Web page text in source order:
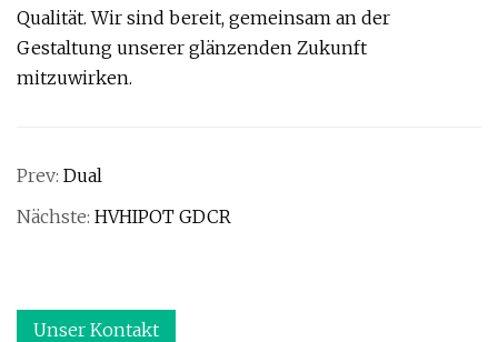
Qualität. Wir sind bereit, gemeinsam an der
Gestaltung unserer glänzenden Zukunft
mitzuwirken.
Prev: Dual
Nächste: HVHIPOT GDCR
Unser Kontakt